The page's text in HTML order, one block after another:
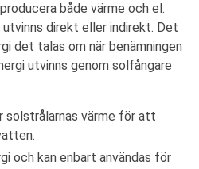
både värme och el.
direkt eller indirekt. Det
det talas om när benämningen
utvinns genom solfångare
solstrålarnas värme för att
och kan enbart användas för